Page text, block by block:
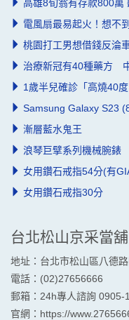
高雄8旬翁有存款800萬
電風扇最易起火！想不
桃園打工男想借錢反淪
治療新冠有40種藥方
1歲半兒確診「高燒40度
Samsung Galaxy S23
漸層藍水鬼王
浪琴巨擘系列機械腕錶
女用鑽石戒指54分(有
女用鑽石戒指30分
台北松山京采當舖
地址：台北市松山區八德
電話：(02)27656666
郵箱：24h專人諮詢 0905-
官網： https://